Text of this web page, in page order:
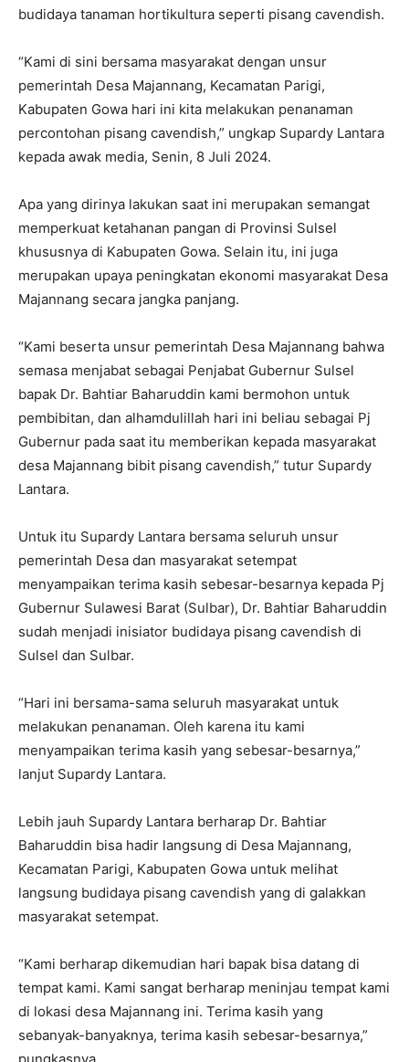
budidaya tanaman hortikultura seperti pisang cavendish.
“Kami di sini bersama masyarakat dengan unsur
pemerintah Desa Majannang, Kecamatan Parigi,
Kabupaten Gowa hari ini kita melakukan penanaman
percontohan pisang cavendish,” ungkap Supardy Lantara
kepada awak media, Senin, 8 Juli 2024.
Apa yang dirinya lakukan saat ini merupakan semangat
memperkuat ketahanan pangan di Provinsi Sulsel
khususnya di Kabupaten Gowa. Selain itu, ini juga
merupakan upaya peningkatan ekonomi masyarakat Desa
Majannang secara jangka panjang.
“Kami beserta unsur pemerintah Desa Majannang bahwa
semasa menjabat sebagai Penjabat Gubernur Sulsel
bapak Dr. Bahtiar Baharuddin kami bermohon untuk
pembibitan, dan alhamdulillah hari ini beliau sebagai Pj
Gubernur pada saat itu memberikan kepada masyarakat
desa Majannang bibit pisang cavendish,” tutur Supardy
Lantara.
Untuk itu Supardy Lantara bersama seluruh unsur
pemerintah Desa dan masyarakat setempat
menyampaikan terima kasih sebesar-besarnya kepada Pj
Gubernur Sulawesi Barat (Sulbar), Dr. Bahtiar Baharuddin
sudah menjadi inisiator budidaya pisang cavendish di
Sulsel dan Sulbar.
“Hari ini bersama-sama seluruh masyarakat untuk
melakukan penanaman. Oleh karena itu kami
menyampaikan terima kasih yang sebesar-besarnya,”
lanjut Supardy Lantara.
Lebih jauh Supardy Lantara berharap Dr. Bahtiar
Baharuddin bisa hadir langsung di Desa Majannang,
Kecamatan Parigi, Kabupaten Gowa untuk melihat
langsung budidaya pisang cavendish yang di galakkan
masyarakat setempat.
“Kami berharap dikemudian hari bapak bisa datang di
tempat kami. Kami sangat berharap meninjau tempat kami
di lokasi desa Majannang ini. Terima kasih yang
sebanyak-banyaknya, terima kasih sebesar-besarnya,”